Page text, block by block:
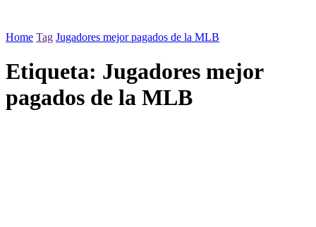
Home Tag Jugadores mejor pagados de la MLB
Etiqueta: Jugadores mejor
pagados de la MLB